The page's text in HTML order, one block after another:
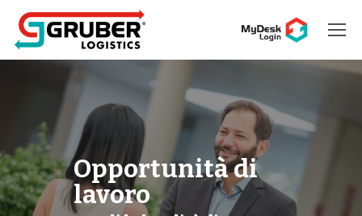
Hit enter to search or ESC to close
Opportunità di
lavoro